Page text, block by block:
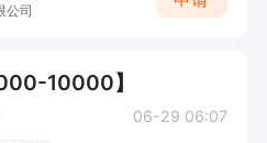
公司
10000】
06-29 06:07